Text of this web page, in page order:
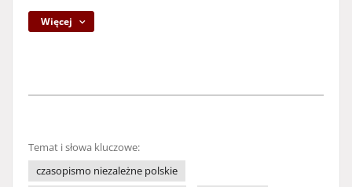
Więcej
Temat i słowa kluczowe:
czasopismo niezależne polskie